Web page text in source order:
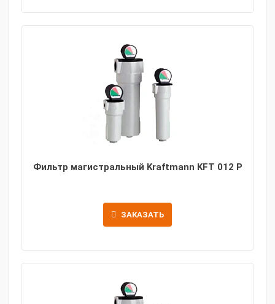
Фильтр магистральный Kraftmann KFT 012 P
ЗАКАЗАТЬ